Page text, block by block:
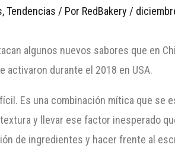
,Tendencias / Por RedBakery /
algunos nuevos sabores que en
durante el 2018 en USA.
Es una combinación mítica que se
y llevar ese factor inesperado
de ingredientes y hacer frente al